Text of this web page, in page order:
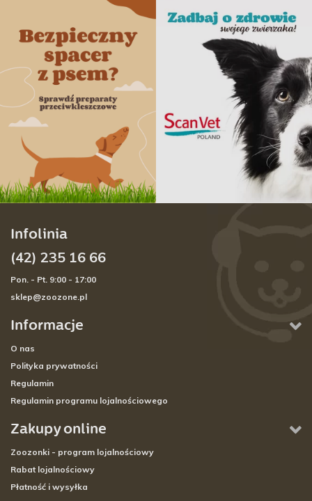
Informacje
O nas
Polityka prywatności
Regulamin
Regulamin programu lojalnościowego
Zakupy online
Zoozonki - program lojalnościowy
Rabat lojalnościowy
Płatność i wysyłka
Infolinia
(42) 235 16 66
Pon. - Pt. 9:00 - 17:00
sklep@zoozone.pl